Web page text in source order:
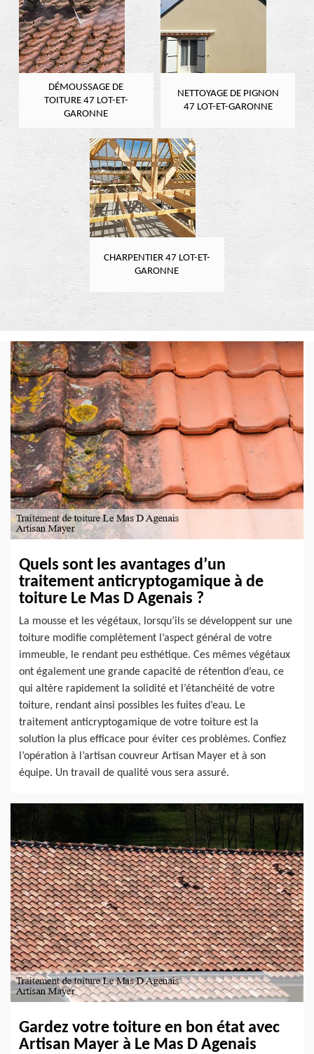
DÉMOUSSAGE DE
TOITURE 47 LOT-ET-
GARONNE
NETTOYAGE DE PIGNON
47 LOT-ET-GARONNE
CHARPENTIER 47 LOT-ET-
GARONNE
Quels sont les avantages d’un
traitement anticryptogamique à de
toiture Le Mas D Agenais ?
La mousse et les végétaux, lorsqu’ils se développent sur une
toiture modifie complètement l’aspect général de votre
immeuble, le rendant peu esthétique. Ces mêmes végétaux
ont également une grande capacité de rétention d’eau, ce
qui altère rapidement la solidité et l’étanchéité de votre
toiture, rendant ainsi possibles les fuites d’eau. Le
traitement anticryptogamique de votre toiture est la
solution la plus efficace pour éviter ces problèmes. Confiez
l’opération à l’artisan couvreur Artisan Mayer et à son
équipe. Un travail de qualité vous sera assuré.
Gardez votre toiture en bon état avec
Artisan Mayer à Le Mas D Agenais